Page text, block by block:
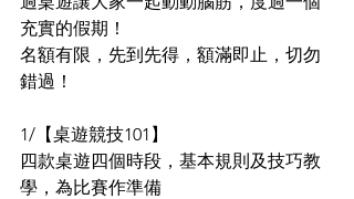
充實的假期！
名額有限，先到先得，額滿即止，切勿
錯過！
1/【桌遊競技101】
四款桌遊四個時段，基本規則及技巧教
學，為比賽作準備